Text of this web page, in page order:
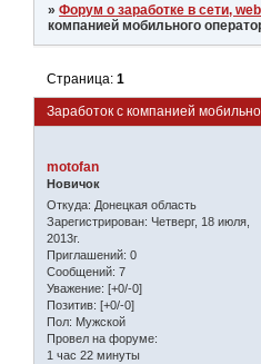
»Форум о заработке в сети,
компанией мобильного
Заработок с компанией
Страница:1
motofan
Новичок
Откуда: Донецкая область
Зарегистрирован: Четверг, 18 июля,
2013г.
Приглашений: 0
Сообщений: 7
Уважение: [+0/-0]
Позитив: [+0/-0]
Пол: Мужской
Провел на форуме:
1 час 22 минуты